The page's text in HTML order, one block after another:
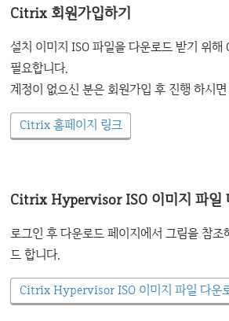
Citrix 회원가입하기
설치 이미지 ISO 파일을 다운로드 받기 위
필요합니다.
계정이 없으신 분은 회원가입 후 진행 하시
Citrix 홈페이지 링크
Citrix Hypervisor ISO 이미지 파일
로그인 후 다운로드 페이지에서 그림을 참조
드 합니다.
Citrix Hypervisor ISO 이미지 파일 다운